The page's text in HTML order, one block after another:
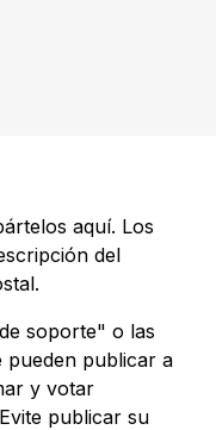
aquí. Los
del
soporte" o las
publicar a
y votar
publicar su